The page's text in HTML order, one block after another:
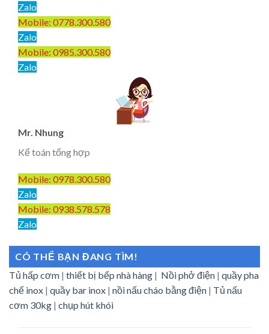
Zalo
Mobile: 0778.300.580
Zalo
Mobile: 0985.300.580
Zalo
Mr. Nhung
Kế toán tổng hợp
Mobile: 0978.300.580
Zalo
Mobile: 0938.578.578
Zalo
CÓ THỂ BẠN ĐANG TÌM!
Tủ hấp cơm | thiết bị bếp nhà hàng | Nồi phở điện | quầy pha
chế inox | quầy bar inox | nồi nấu cháo bằng điện | Tủ nấu
cơm 30kg | chụp hút khói